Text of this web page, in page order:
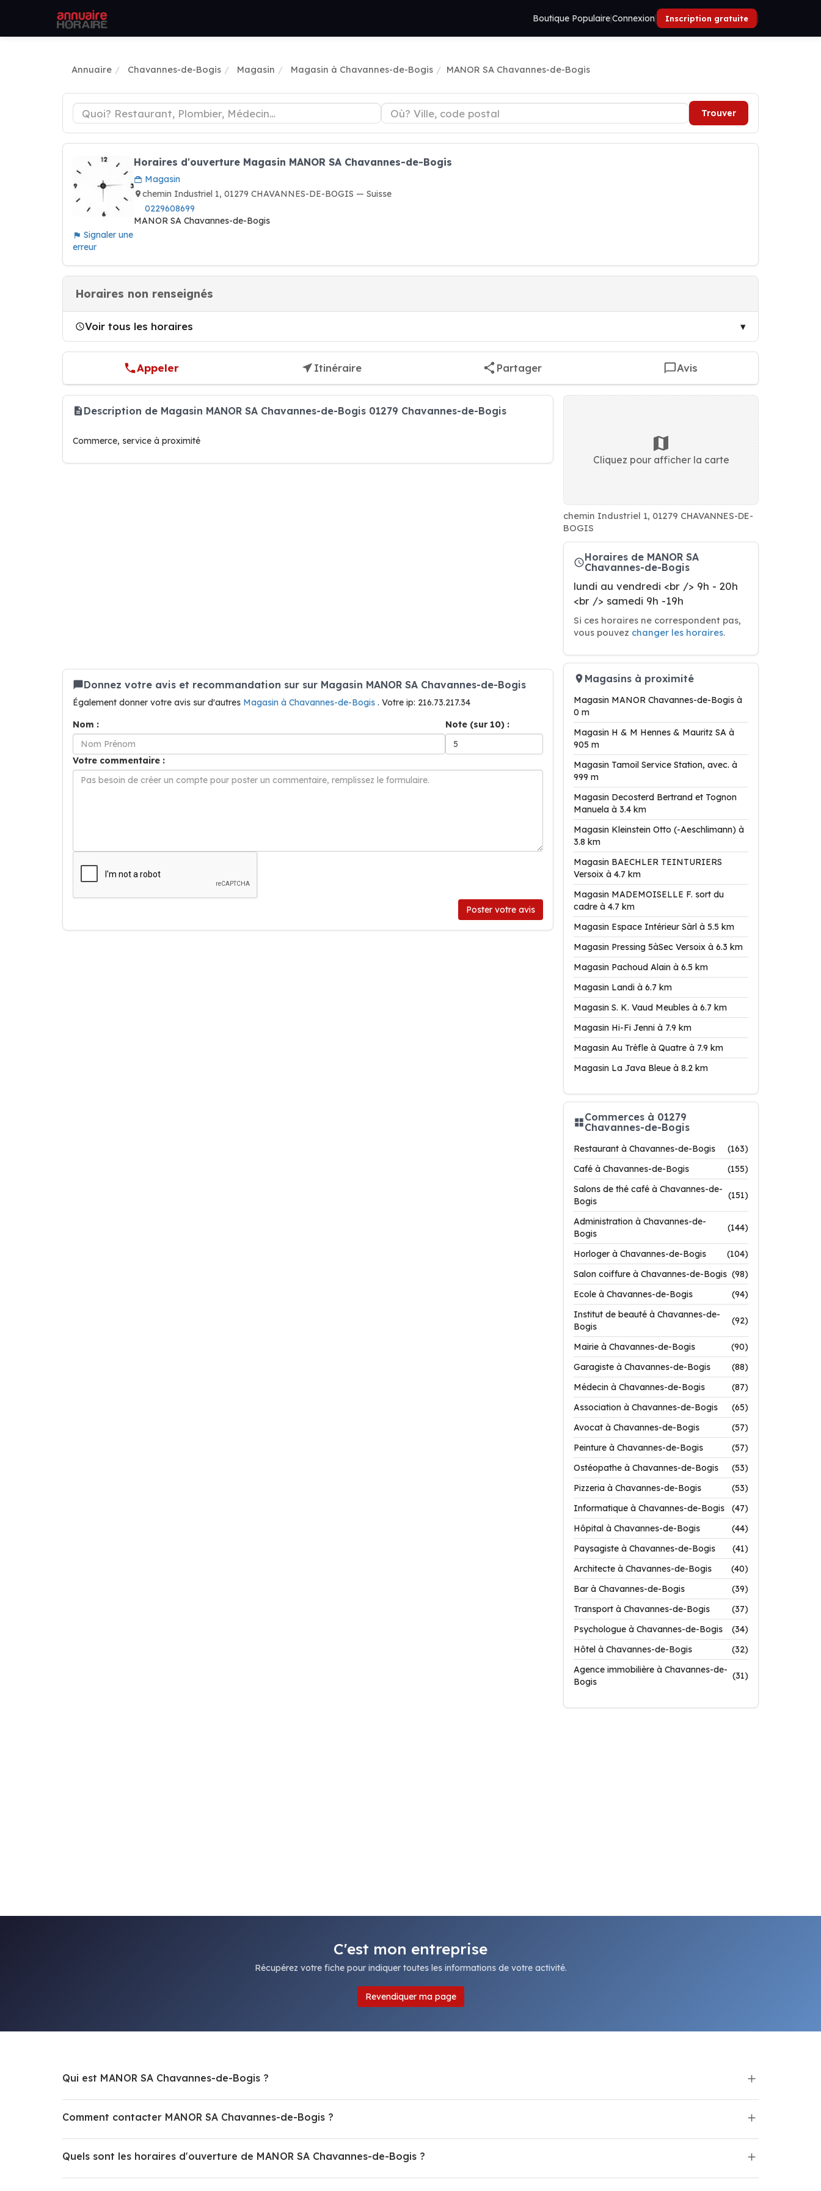
Boutique Populaire|Connexion| Inscription gratuite |
Annuaire Chavannes-de-Bogis Magasin Magasin à Chavannes-de-Bogis MANOR SA Chavannes-de-Bogis
Trouver
Signaler une
erreur
Horaires d'ouverture Magasin MANOR SA Chavannes-de-Bogis
Magasin
chemin Industriel 1, 01279 CHAVANNES-DE-BOGIS — Suisse
0229608699
MANOR SA Chavannes-de-Bogis
Horaires non renseignés
Voir tous les horaires
Appeler Itinéraire Partager Avis
Description de Magasin MANOR SA Chavannes-de-Bogis 01279 Chavannes-de-Bogis
Commerce, service à proximité
Donnez votre avis et recommandation sur sur Magasin MANOR SA Chavannes-de-Bogis
Également donner votre avis sur d'autres Magasin à Chavannes-de-Bogis . Votre ip: 216.73.217.34
Nom :
Note (sur 10) :
Votre commentaire :
Poster votre avis
Cliquez pour afficher la carte
chemin Industriel 1, 01279 CHAVANNES-DE-
BOGIS
Horaires de MANOR SA
Chavannes-de-Bogis
lundi au vendredi <br /> 9h - 20h
<br /> samedi 9h -19h
Si ces horaires ne correspondent pas,
vous pouvez changer les horaires.
Magasins à proximité
Magasin MANOR Chavannes-de-Bogis à
0 m
Magasin H & M Hennes & Mauritz SA à
905 m
Magasin Tamoil Service Station, avec. à
999 m
Magasin Decosterd Bertrand et Tognon
Manuela à 3.4 km
Magasin Kleinstein Otto (-Aeschlimann) à
3.8 km
Magasin BAECHLER TEINTURIERS
Versoix à 4.7 km
Magasin MADEMOISELLE F. sort du
cadre à 4.7 km
Magasin Espace Intérieur Sàrl à 5.5 km
Magasin Pressing 5àSec Versoix à 6.3 km
Magasin Pachoud Alain à 6.5 km
Magasin Landi à 6.7 km
Magasin S. K. Vaud Meubles à 6.7 km
Magasin Hi-Fi Jenni à 7.9 km
Magasin Au Trèfle à Quatre à 7.9 km
Magasin La Java Bleue à 8.2 km
Commerces à 01279
Chavannes-de-Bogis
Restaurant à Chavannes-de-Bogis
(163)
Café à Chavannes-de-Bogis
(155)
Salons de thé café à Chavannes-de-
Bogis
(151)
Administration à Chavannes-de-
Bogis
(144)
Horloger à Chavannes-de-Bogis
(104)
Salon coiffure à Chavannes-de-Bogis (98)
Ecole à Chavannes-de-Bogis
(94)
Institut de beauté à Chavannes-de-
Bogis
(92)
Mairie à Chavannes-de-Bogis
(90)
Garagiste à Chavannes-de-Bogis
(88)
Médecin à Chavannes-de-Bogis
(87)
Association à Chavannes-de-Bogis
(65)
Avocat à Chavannes-de-Bogis
(57)
Peinture à Chavannes-de-Bogis
(57)
Ostéopathe à Chavannes-de-Bogis
(53)
Pizzeria à Chavannes-de-Bogis
(53)
Informatique à Chavannes-de-Bogis
(47)
Hôpital à Chavannes-de-Bogis
(44)
Paysagiste à Chavannes-de-Bogis
(41)
Architecte à Chavannes-de-Bogis
(40)
Bar à Chavannes-de-Bogis
(39)
Transport à Chavannes-de-Bogis
(37)
Psychologue à Chavannes-de-Bogis
(34)
Hôtel à Chavannes-de-Bogis
(32)
Agence immobilière à Chavannes-de-
Bogis
(31)
C'est mon entreprise
Récupérez votre fiche pour indiquer toutes les informations de votre activité.
Revendiquer ma page
Qui est MANOR SA Chavannes-de-Bogis ?
Comment contacter MANOR SA Chavannes-de-Bogis ?
Quels sont les horaires d'ouverture de MANOR SA Chavannes-de-Bogis ?